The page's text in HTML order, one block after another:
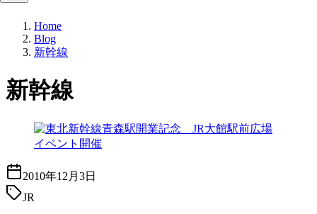
へ
移
Home
Blog
新幹線
新幹線
2010年12月3日
JR